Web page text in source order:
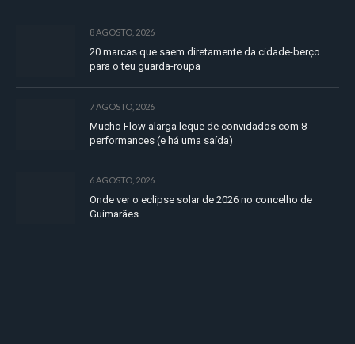
8 AGOSTO, 2026
20 marcas que saem diretamente da cidade-berço
para o teu guarda-roupa
7 AGOSTO, 2026
Mucho Flow alarga leque de convidados com 8
performances (e há uma saída)
6 AGOSTO, 2026
Onde ver o eclipse solar de 2026 no concelho de
Guimarães